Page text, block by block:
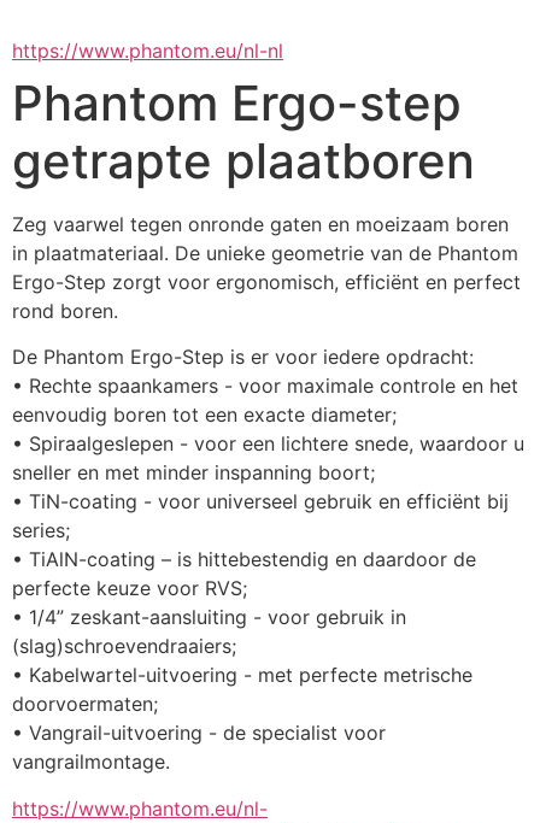
https://www.phantom.eu/nl-nl
Phantom Ergo-step
getrapte plaatboren
Zeg vaarwel tegen onronde gaten en moeizaam boren
in plaatmateriaal. De unieke geometrie van de Phantom
Ergo-Step zorgt voor ergonomisch, efficiënt en perfect
rond boren.
De Phantom Ergo-Step is er voor iedere opdracht:
• Rechte spaankamers - voor maximale controle en het
eenvoudig boren tot een exacte diameter;
• Spiraalgeslepen - voor een lichtere snede, waardoor u
sneller en met minder inspanning boort;
• TiN-coating - voor universeel gebruik en efficiënt bij
series;
• TiAlN-coating – is hittebestendig en daardoor de
perfecte keuze voor RVS;
• 1/4” zeskant-aansluiting - voor gebruik in
(slag)schroevendraaiers;
• Kabelwartel-uitvoering - met perfecte metrische
doorvoermaten;
• Vangrail-uitvoering - de specialist voor
vangrailmontage.
https://www.phantom.eu/nl-